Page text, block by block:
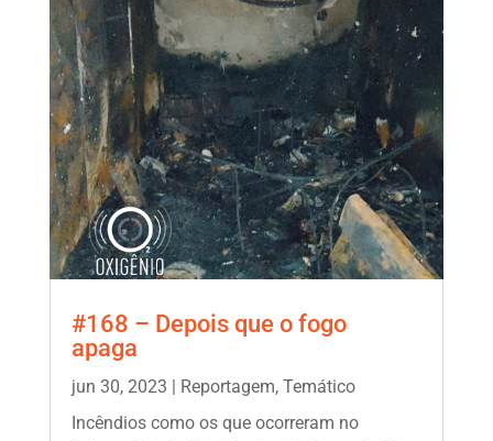
#168 – Depois que o fogo
apaga
jun 30, 2023 | Reportagem, Temático
Incêndios como os que ocorreram no